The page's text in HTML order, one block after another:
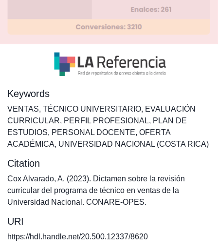
Keywords
VENTAS, TÉCNICO UNIVERSITARIO, EVALUACIÓN
CURRICULAR, PERFIL PROFESIONAL, PLAN DE
ESTUDIOS, PERSONAL DOCENTE, OFERTA
ACADÉMICA, UNIVERSIDAD NACIONAL (COSTA RICA)
Citation
Cox Alvarado, A. (2023). Dictamen sobre la revisión
curricular del programa de técnico en ventas de la
Universidad Nacional. CONARE-OPES.
URI
https://hdl.handle.net/20.500.12337/8620